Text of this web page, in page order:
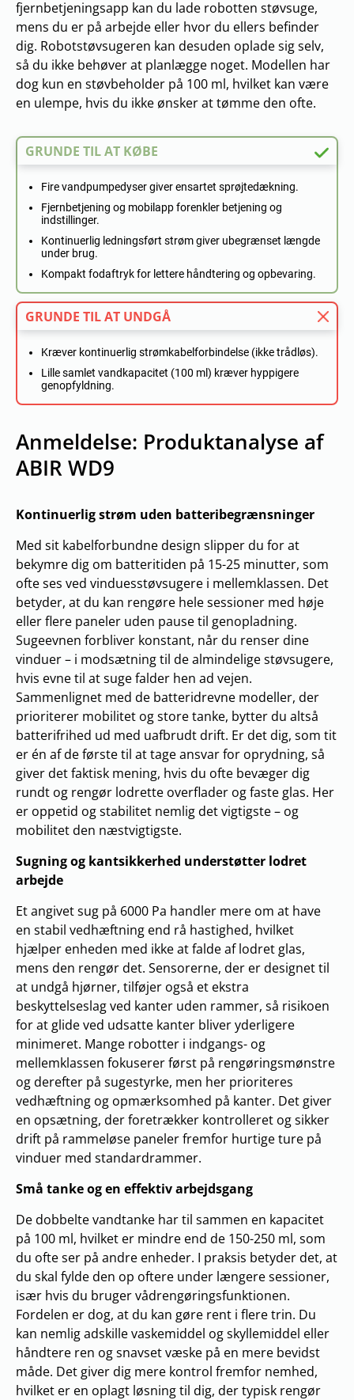
fjernbetjeningsapp kan du lade robotten støvsuge,
mens du er på arbejde eller hvor du ellers befinder
dig. Robotstøvsugeren kan desuden oplade sig selv,
så du ikke behøver at planlægge noget. Modellen har
dog kun en støvbeholder på 100 ml, hvilket kan være
en ulempe, hvis du ikke ønsker at tømme den ofte.
GRUNDE TIL AT KØBE
Fire vandpumpedyser giver ensartet sprøjtedækning.
Fjernbetjening og mobilapp forenkler betjening og
indstillinger.
Kontinuerlig ledningsført strøm giver ubegrænset længde
under brug.
Kompakt fodaftryk for lettere håndtering og opbevaring.
GRUNDE TIL AT UNDGÅ
Kræver kontinuerlig strømkabelforbindelse (ikke trådløs).
Lille samlet vandkapacitet (100 ml) kræver hyppigere
genopfyldning.
Anmeldelse: Produktanalyse af
ABIR WD9
Kontinuerlig strøm uden batteribegrænsninger
Med sit kabelforbundne design slipper du for at
bekymre dig om batteritiden på 15-25 minutter, som
ofte ses ved vinduesstøvsugere i mellemklassen. Det
betyder, at du kan rengøre hele sessioner med høje
eller flere paneler uden pause til genopladning.
Sugeevnen forbliver konstant, når du renser dine
vinduer – i modsætning til de almindelige støvsugere,
hvis evne til at suge falder hen ad vejen.
Sammenlignet med de batteridrevne modeller, der
prioriterer mobilitet og store tanke, bytter du altså
batterifrihed ud med uafbrudt drift. Er det dig, som tit
er én af de første til at tage ansvar for oprydning, så
giver det faktisk mening, hvis du ofte bevæger dig
rundt og rengør lodrette overflader og faste glas. Her
er oppetid og stabilitet nemlig det vigtigste – og
mobilitet den næstvigtigste.
Sugning og kantsikkerhed understøtter lodret
arbejde
Et angivet sug på 6000 Pa handler mere om at have
en stabil vedhæftning end rå hastighed, hvilket
hjælper enheden med ikke at falde af lodret glas,
mens den rengør det. Sensorerne, der er designet til
at undgå hjørner, tilføjer også et ekstra
beskyttelseslag ved kanter uden rammer, så risikoen
for at glide ved udsatte kanter bliver yderligere
minimeret. Mange robotter i indgangs- og
mellemklassen fokuserer først på rengøringsmønstre
og derefter på sugestyrke, men her prioriteres
vedhæftning og opmærksomhed på kanter. Det giver
en opsætning, der foretrækker kontrolleret og sikker
drift på rammeløse paneler fremfor hurtige ture på
vinduer med standardrammer.
Små tanke og en effektiv arbejdsgang
De dobbelte vandtanke har til sammen en kapacitet
på 100 ml, hvilket er mindre end de 150-250 ml, som
du ofte ser på andre enheder. I praksis betyder det, at
du skal fylde den op oftere under længere sessioner,
især hvis du bruger vådrengøringsfunktionen.
Fordelen er dog, at du kan gøre rent i flere trin. Du
kan nemlig adskille vaskemiddel og skyllemiddel eller
håndtere ren og snavset væske på en mere bevidst
måde. Det giver dig mere kontrol fremfor nemhed,
hvilket er en oplagt løsning til dig, der typisk rengør